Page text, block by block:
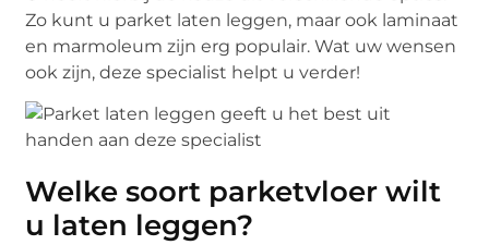
Zo kunt u parket laten leggen, maar ook laminaat
en marmoleum zijn erg populair. Wat uw wensen
ook zijn, deze specialist helpt u verder!
Welke soort parketvloer wilt
u laten leggen?